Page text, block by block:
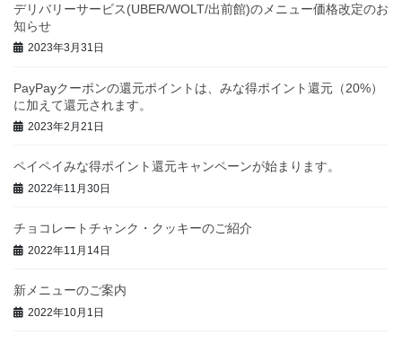
デリバリーサービス(UBER/WOLT/出前館)のメニュー価格改定のお
知らせ
2023年3月31日
PayPayクーポンの還元ポイントは、みな得ポイント還元（20%）
に加えて還元されます。
2023年2月21日
ペイペイみな得ポイント還元キャンペーンが始まります。
2022年11月30日
チョコレートチャンク・クッキーのご紹介
2022年11月14日
新メニューのご案内
2022年10月1日